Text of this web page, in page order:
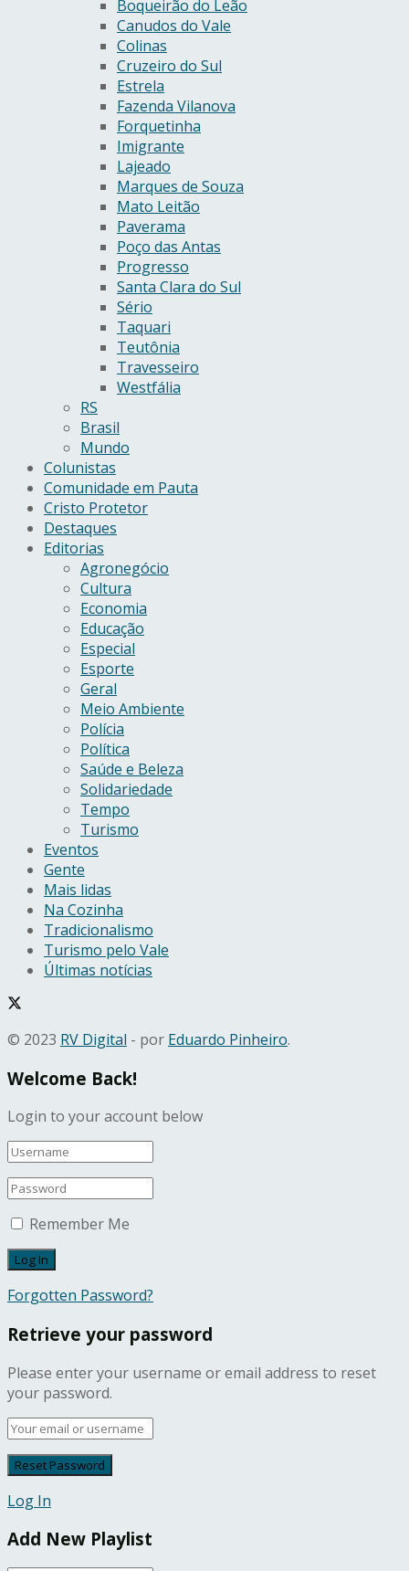
Boqueirão do Leão
Canudos do Vale
Colinas
Cruzeiro do Sul
Estrela
Fazenda Vilanova
Forquetinha
Imigrante
Lajeado
Marques de Souza
Mato Leitão
Paverama
Poço das Antas
Progresso
Santa Clara do Sul
Sério
Taquari
Teutônia
Travesseiro
Westfália
RS
Brasil
Mundo
Colunistas
Comunidade em Pauta
Cristo Protetor
Destaques
Editorias
Agronegócio
Cultura
Economia
Educação
Especial
Esporte
Geral
Meio Ambiente
Polícia
Política
Saúde e Beleza
Solidariedade
Tempo
Turismo
Eventos
Gente
Mais lidas
Na Cozinha
Tradicionalismo
Turismo pelo Vale
Últimas notícias
© 2023 RV Digital - por Eduardo Pinheiro.
Welcome Back!
Login to your account below
Remember Me
Forgotten Password?
Retrieve your password
Please enter your username or email address to reset
your password.
Log In
Add New Playlist